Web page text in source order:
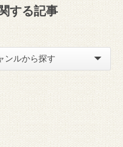
する記事
ンルから探す